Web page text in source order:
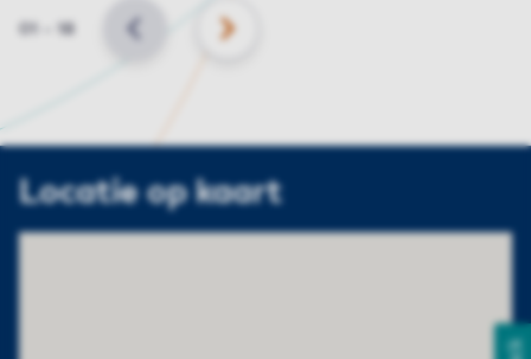
Slide
VORIGE VOLGENDE
Locatie op kaart